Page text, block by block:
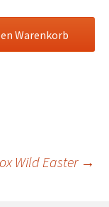
Wild Easter →